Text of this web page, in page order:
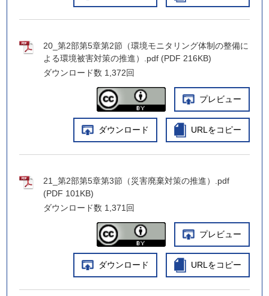
20_第2部第5章第2節（環境モニタリング体制の整備に
よる環境被害対策の推進）.pdf (PDF 216KB)
ダウンロード数 1,372回
プレビュー
ダウンロード URLをコピー
21_第2部第5章第3節（災害廃棄対策の推進）.pdf
(PDF 101KB)
ダウンロード数 1,371回
プレビュー
ダウンロード URLをコピー